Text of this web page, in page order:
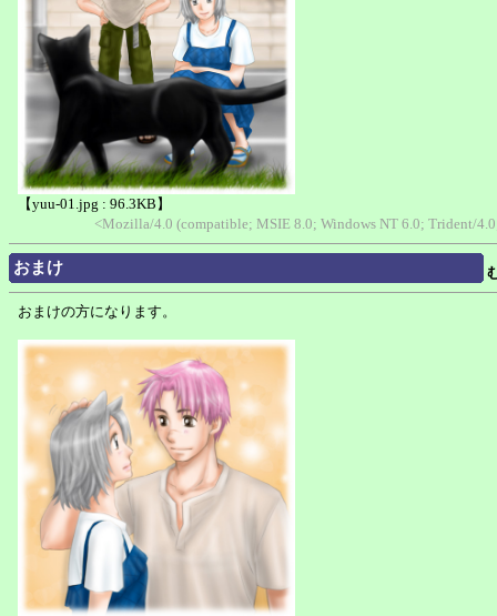
【yuu-01.jpg : 96.3KB】
<Mozilla/4.0 (compatible; MSIE 8.0; Windows NT 6.0; Trident/
おまけ
おまけの方になります。